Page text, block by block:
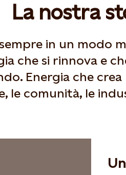
La nostra
in un modo
che si rinnova e
Energia che
le comunità, le